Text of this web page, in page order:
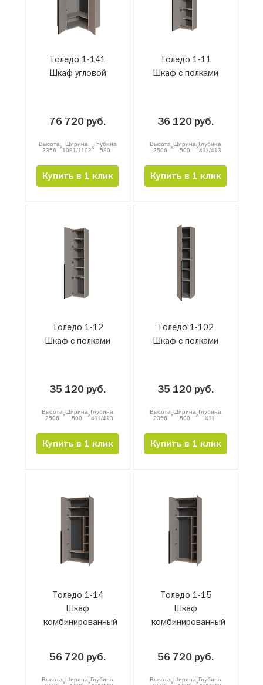
Толедо 1-141
Шкаф угловой
76 720 руб.
Высота
2356 x Ширина
1081/1102xГлубина
580
Купить в 1 клик
Толедо 1-11
Шкаф с полками
36 120 руб.
Высота
2506
xШирина
500
xГлубина
411/413
Купить в 1 клик
Толедо 1-12
Шкаф с полками
35 120 руб.
Высота
2506
xШирина
500
xГлубина
411/413
Купить в 1 клик
Толедо 1-102
Шкаф с полками
35 120 руб.
Высота
2356
xШирина
500
xГлубина
411
Купить в 1 клик
Толедо 1-14
Шкаф
комбинированный
56 720 руб.
ВысотаxШиринаxГлубина
Толедо 1-15
Шкаф
комбинированный
56 720 руб.
ВысотаxШиринаxГлубина